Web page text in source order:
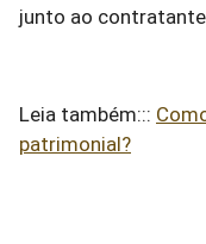
junto ao
Leia também:::
patrimonial?